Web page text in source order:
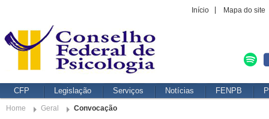
Início Mapa do site
CFP Legislação Serviços Notícias FENPB
Home Geral Convocação